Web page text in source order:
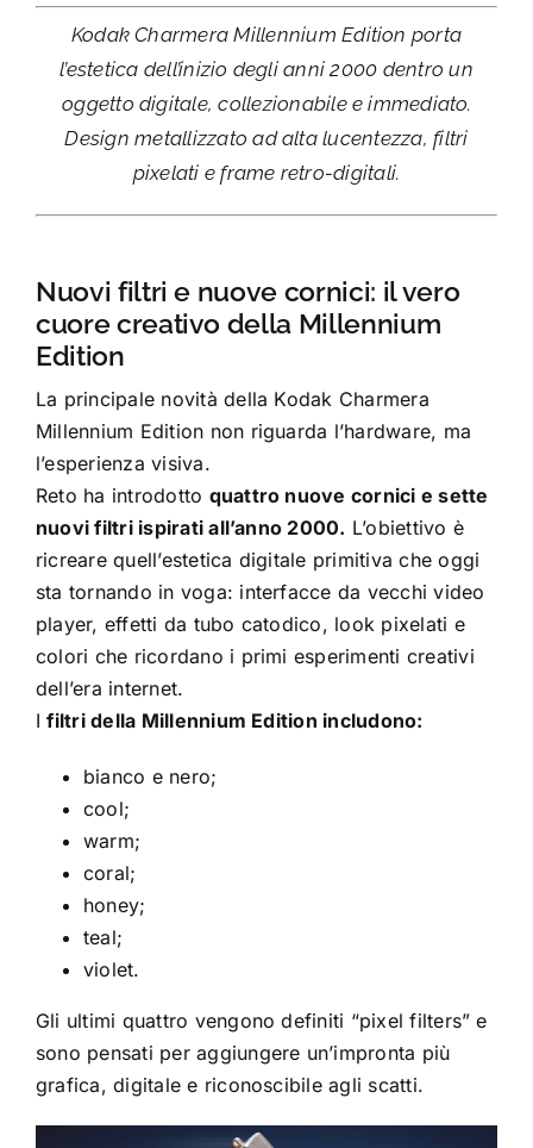
Kodak Charmera Millennium Edition porta
l’estetica dell’inizio degli anni 2000 dentro un
oggetto digitale, collezionabile e immediato.
Design metallizzato ad alta lucentezza, filtri
pixelati e frame retro-digitali.
Nuovi filtri e nuove cornici: il vero
cuore creativo della Millennium
Edition
La principale novità della Kodak Charmera
Millennium Edition non riguarda l’hardware, ma
l’esperienza visiva.
Reto ha introdotto quattro nuove cornici e sette
nuovi filtri ispirati all’anno 2000. L’obiettivo è
ricreare quell’estetica digitale primitiva che oggi
sta tornando in voga: interfacce da vecchi video
player, effetti da tubo catodico, look pixelati e
colori che ricordano i primi esperimenti creativi
dell’era internet.
Ifiltri della Millennium Edition includono:
bianco e nero;
cool;
warm;
coral;
honey;
teal;
violet.
Gli ultimi quattro vengono definiti “pixel filters” e
sono pensati per aggiungere un’impronta più
grafica, digitale e riconoscibile agli scatti.